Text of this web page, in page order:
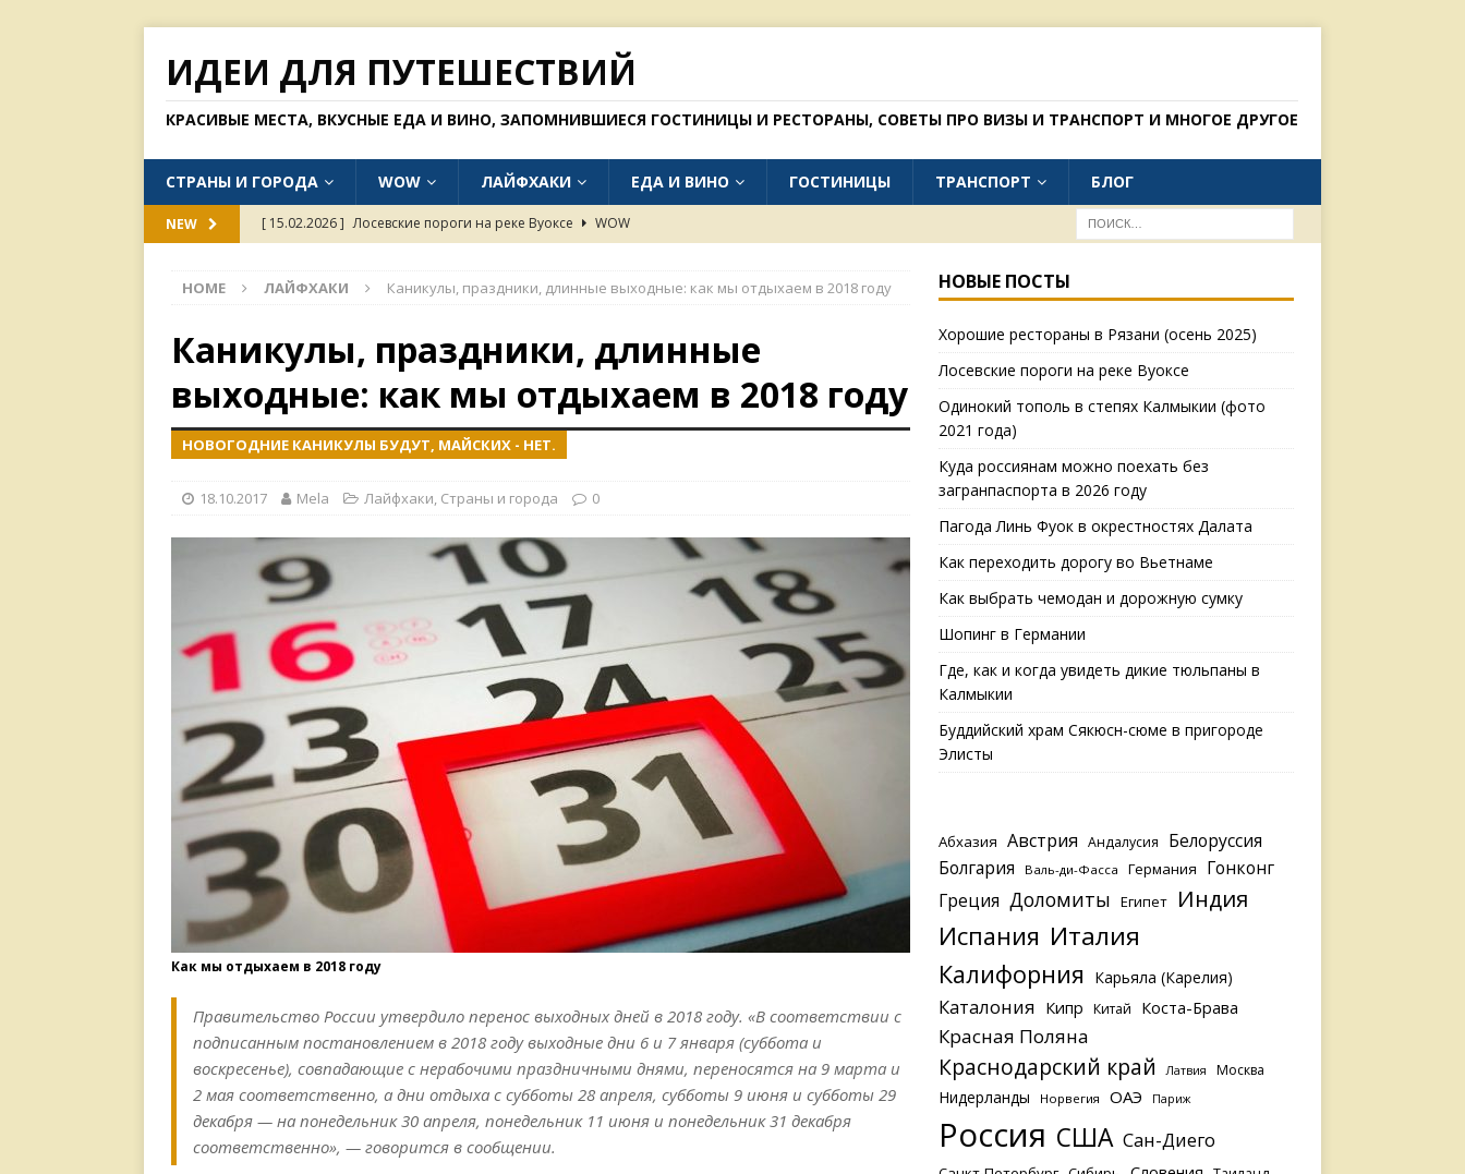
ИДЕИ ДЛЯ ПУТЕШЕСТВИЙ
КРАСИВЫЕ МЕСТА, ВКУСНЫЕ ЕДА И ВИНО, ЗАПОМНИВШИЕСЯ ГОСТИНИЦЫ И РЕСТОРАНЫ, СОВЕТЫ ПРО ВИЗЫ И ТРАНСПОРТ И МНОГОЕ ДРУГОЕ
СТРАНЫ И ГОРОДА WOW ЛАЙФХАКИ ЕДА И ВИНО ГОСТИНИЦЫ ТРАНСПОРТ БЛОГ
NEW [ 15.02.2026 ] Лосевские пороги на реке Вуоксе
WOW
[ 26.01.2026 ]
Куда россиянам можно поехать без загранпаспорта в 2026 году
БЛОГ
[ 15.02.2026 ]
Хорошие рестораны в Рязани (осень 2025)
HOME ЛАЙФХАКИ Каникулы, праздники, длинные выходные: как мы отдыхаем в 2018 году
Каникулы, праздники, длинные
выходные: как мы отдыхаем в 2018 году
НОВОГОДНИЕ КАНИКУЛЫ БУДУТ, МАЙСКИХ - НЕТ.
18.10.2017 Mela Лайфхаки, Страны и города 0
Как мы отдыхаем в 2018 году
Правительство России утвердило перенос выходных дней в 2018 году. «В соответствии с
подписанным постановлением в 2018 году выходные дни 6 и 7 января (суббота и
воскресенье), совпадающие с нерабочими праздничными днями, переносятся на 9 марта и
2 мая соответственно, а дни отдыха с субботы 28 апреля, субботы 9 июня и субботы 29
декабря — на понедельник 30 апреля, понедельник 11 июня и понедельник 31 декабря
соответственно», — говорится в сообщении.
НОВЫЕ ПОСТЫ
Хорошие рестораны в Рязани (осень 2025)
Лосевские пороги на реке Вуоксе
Одинокий тополь в степях Калмыкии (фото
2021 года)
Куда россиянам можно поехать без
загранпаспорта в 2026 году
Пагода Линь Фуок в окрестностях Далата
Как переходить дорогу во Вьетнаме
Как выбрать чемодан и дорожную сумку
Шопинг в Германии
Где, как и когда увидеть дикие тюльпаны в
Калмыкии
Буддийский храм Сякюсн-сюме в пригороде
Элисты
Абхазия Австрия Андалусия
Белоруссия
Болгария
Валь-ди-Фасса Германия
Гонконг
Греция Доломиты Египет Индия
Испания Италия
Калифорния Карьяла (Карелия)
Каталония Кипр Китай Коста-Брава
Красная Поляна
Краснодарский край Латвия Москва
Нидерланды Норвегия ОАЭ Париж
Россия США Сан-Диего